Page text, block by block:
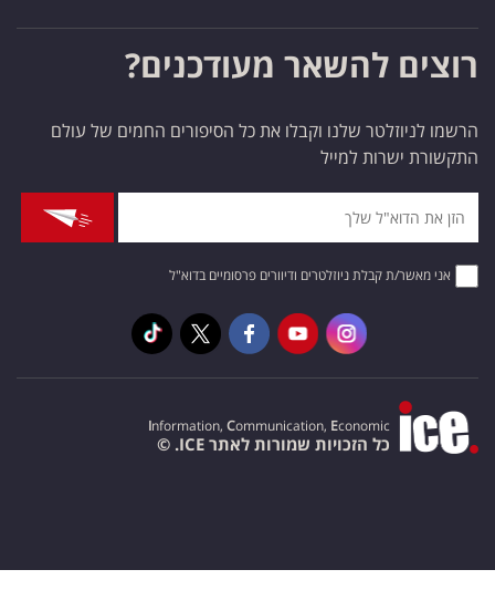
רוצים להשאר מעודכנים?
הרשמו לניוזלטר שלנו וקבלו את כל הסיפורים החמים של עולם
התקשורת ישרות למייל
אני מאשר/ת קבלת ניוזלטרים ודיוורים פרסומיים בדוא"ל
Information, Communication, Economic
כל הזכויות שמורות לאתר ICE. ©